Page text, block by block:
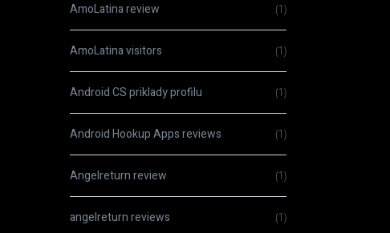
AmoLatina review (1)
AmoLatina visitors (1)
Android CS priklady profilu (1)
Android Hookup Apps reviews (1)
Angelreturn review (1)
angelreturn reviews (1)